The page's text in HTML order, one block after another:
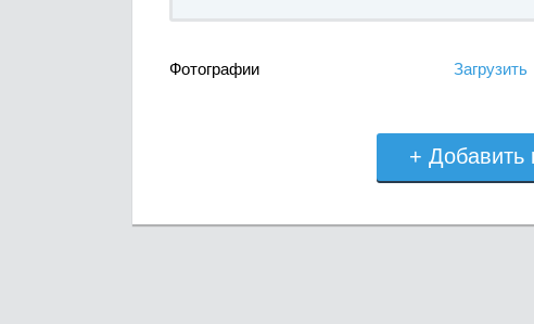
Фотографии Загрузить
+ Добавить